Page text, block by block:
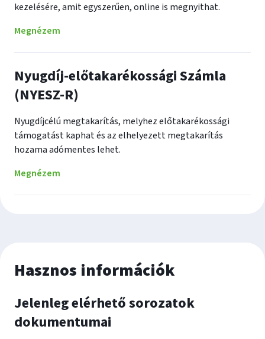
kezelésére, amit egyszerűen, online is megnyithat.
Megnézem
Nyugdíj-előtakarékossági Számla
(NYESZ-R)
Nyugdíjcélú megtakarítás, melyhez előtakarékossági
támogatást kaphat és az elhelyezett megtakarítás
hozama adómentes lehet.
Megnézem
Hasznos információk
Jelenleg elérhető sorozatok
dokumentumai